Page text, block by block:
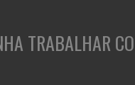
TRABALHAR